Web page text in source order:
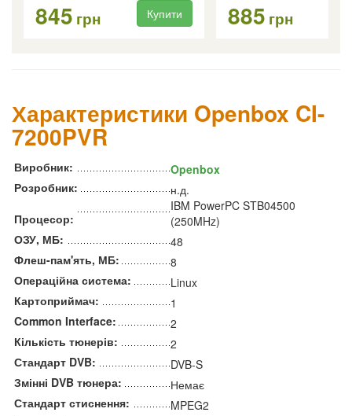
845 грн Купити 885 грн
Характеристики Openbox CI-
7200PVR
Виробник:
Openbox
Розробник:
н.д.
Процесор:
IBM PowerPC STB04500
(250MHz)
ОЗУ, МБ:
48
Флеш-пам'ять, МБ:
8
Операційна система:
Linux
Картоприймач:
1
Common Interface:
2
Кількість тюнерів:
2
Стандарт DVB:
DVB-S
Змінні DVB тюнера:
Немає
Стандарт стиснення:
MPEG2